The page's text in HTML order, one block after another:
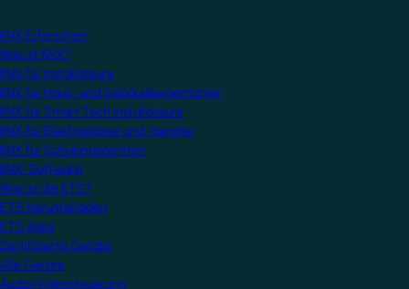
KNX Erforschen
Was ist KNX?
KNX für Installateure
KNX für Haus- und Gebäudeeigentümer
KNX für Smart Tech Installateure
KNX für Elektroplaner und -berater
KNX für Schulungszentren
KNX-Software
Was ist die ETS?
ETS herunterladen
ETS Apps
Zertifizierte Geräte
Alle Geräte
Audio/Videosteuerung